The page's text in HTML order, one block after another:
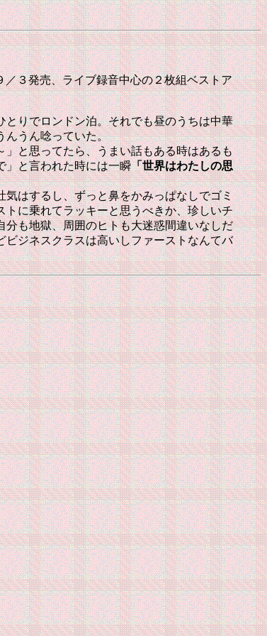
３発売、ライブ録音中心の２枚組ベストア
りでロンドン泊。それでも昼のうちは中華
んうん唸っていた。
と思ってたら、うまい話もある時はあるも
」と言われた時には一瞬「世界はわたしの思
はするし、ずっと鼻をかみっぱなしでゴミ
に乗れてラッキーと思うべきか、珍しいチ
も地獄、周囲のヒトも大迷惑間違いなしだ
ジネスクラスは高いしファーストなんてバ